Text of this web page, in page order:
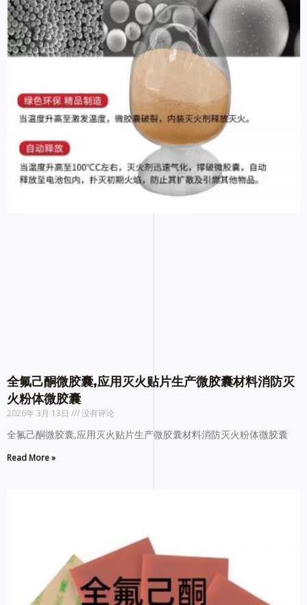
全氟己酮微胶囊,应用灭火贴片生产微胶囊材料消防灭
火粉体微胶囊
2026年 3月 13日 没有评论
全氟己酮微胶囊,应用灭火贴片生产微胶囊材料消防灭火粉体微胶囊
Read More »